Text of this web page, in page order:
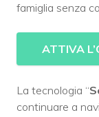
famiglia senza
ATTIVA
La tecnologia “
continuare a